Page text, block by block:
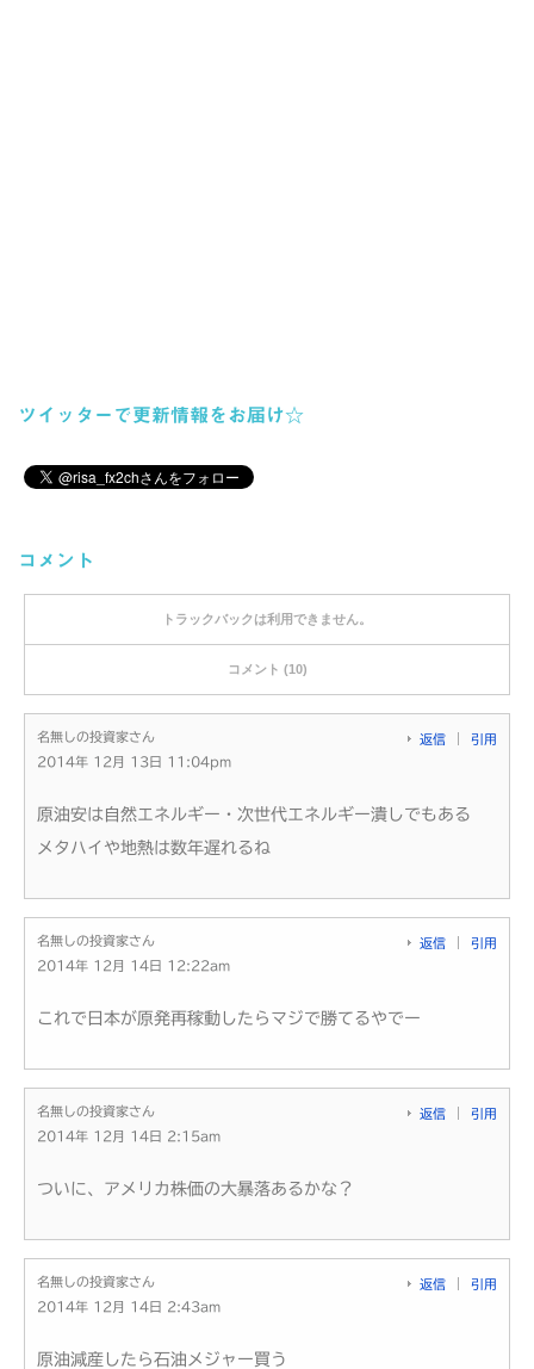
ツイッターで更新情報をお届け☆
コメント
トラックバックは利用できません。
コメント (10)
名無しの投資家さん
2014年 12月 13日 11:04pm
返信 引用
原油安は自然エネルギー・次世代エネルギー潰しでもある
メタハイや地熱は数年遅れるね
名無しの投資家さん
2014年 12月 14日 12:22am
返信 引用
これで日本が原発再稼動したらマジで勝てるやでー
名無しの投資家さん
2014年 12月 14日 2:15am
返信 引用
ついに、アメリカ株価の大暴落あるかな？
名無しの投資家さん
2014年 12月 14日 2:43am
返信 引用
原油減産したら石油メジャー買う